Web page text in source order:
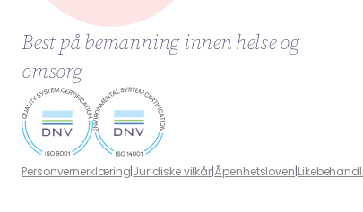
Best på bemanning innen helse og
omsorg
Personvernerklæring Juridiske vilkår |Åpenhetsloven